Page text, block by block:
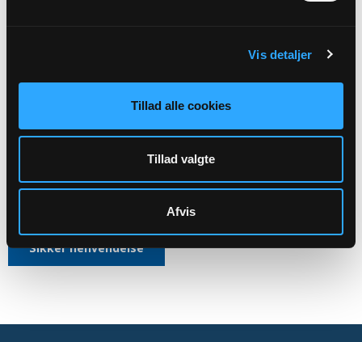
Vis detaljer
Tillad alle cookies
Tillad valgte
Afvis
Administration mv.
Skal rettes til menighedsrådet:
Søllinge Sogns Menighedsråds officiele E-mail:
7737@SOGN.DK
Sikker henvendelse